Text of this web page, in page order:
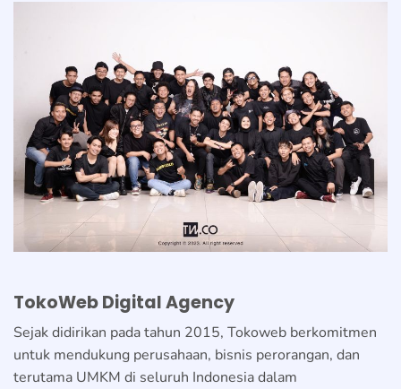
TokoWeb Digital Agency
Sejak didirikan pada tahun 2015, Tokoweb berkomitmen
untuk mendukung perusahaan, bisnis perorangan, dan
terutama UMKM di seluruh Indonesia dalam